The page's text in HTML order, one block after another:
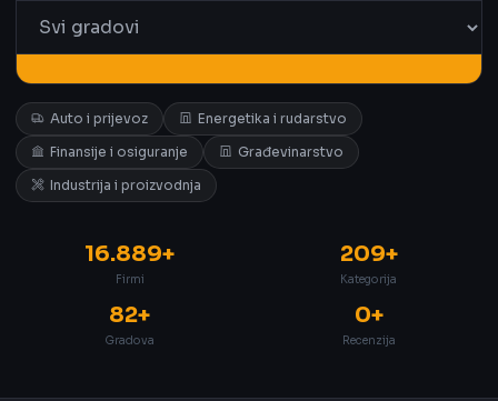
Auto i prijevoz
Energetika i rudarstvo
Finansije i osiguranje
Građevinarstvo
Industrija i proizvodnja
16.889+
Firmi
209+
Kategorija
82+
Gradova
0+
Recenzija